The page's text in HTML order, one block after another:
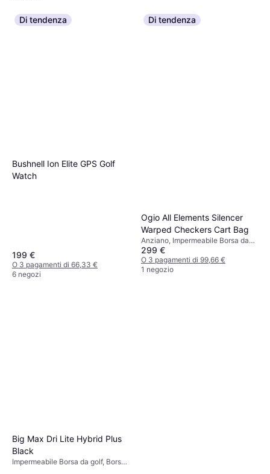
Di tendenza
Bushnell Ion Elite GPS Golf
Watch
199 €
O 3 pagamenti di 66,33 €
6 negozi
Di tendenza
Ogio All Elements Silencer
Warped Checkers Cart Bag
Anziano, Impermeabile Borsa da
golf, Borsa Carrello
299 €
O 3 pagamenti di 99,66 €
1 negozio
Big Max Dri Lite Hybrid Plus
Black
Impermeabile Borsa da golf, Borsa